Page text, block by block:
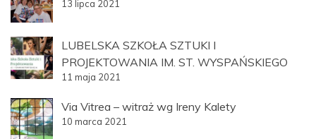
13 lipca 2021
LUBELSKA SZKOŁA SZTUKI I
PROJEKTOWANIA IM. ST. WYSPAŃSKIEGO
11 maja 2021
Via Vitrea – witraż wg Ireny Kalety
10 marca 2021